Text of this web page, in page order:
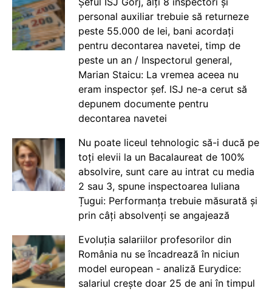
personal auxiliar trebuie să returneze
peste 55.000 de lei, bani acordați
pentru decontarea navetei, timp de
peste un an / Inspectorul general,
Marian Staicu: La vremea aceea nu
eram inspector șef. ISJ ne-a cerut să
depunem documente pentru
decontarea navetei
Nu poate liceul tehnologic să-i ducă pe
toți elevii la un Bacalaureat de 100%
absolvire, sunt care au intrat cu media
2 sau 3, spune inspectoarea Iuliana
Țugui: Performanța trebuie măsurată și
prin câți absolvenți se angajează
Evoluția salariilor profesorilor din
România nu se încadrează în niciun
model european - analiză Eurydice:
salariul crește doar 25 de ani în timpul